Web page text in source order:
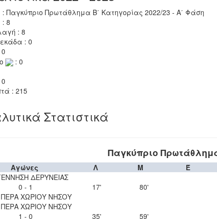
: Παγκύπριο Πρωτάθλημα Β΄ Κατηγορίας 2022/23 - Α΄ Φάση
: 8
: 8
: 0
: 0
: 215
Στατιστικά
Παγκύπριο
Αγώνες Λ Μ
Έ
ΔΕΡΥΝΕΙΑΣ
0 - 1
ΧΩΡΙΟΥ ΝΗΣΟΥ
17'
80'
ΧΩΡΙΟΥ ΝΗΣΟΥ
1 - 0
35' 59'